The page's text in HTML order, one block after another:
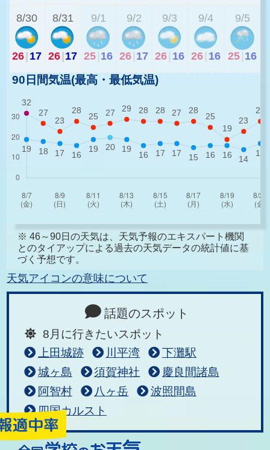
8/30
26| 17
8/31
26|17
9/1
25 16
9/2
26 17
9/3
26 16
9/4
26 16
9/5
25 16
90日間気温(最高・最低気温)
※ 46～90日の天気は、天気予報のエキスパート機関
とのタイアップによる過去の天気データの統計値に基
づく予想です。
天気アイコンの意味について
話題のスポット
8月に行きたいスポット
上田城跡
川平湾
下灘駅
城ヶ島
須賀神社
慶良間諸島
阿智村
八ヶ岳
波照間島
四国カルスト